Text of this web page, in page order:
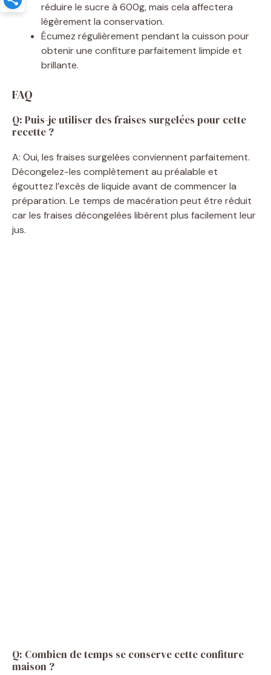
réduire le sucre à 600g, mais cela affectera
légèrement la conservation.
Écumez régulièrement pendant la cuisson pour
obtenir une confiture parfaitement limpide et
brillante.
FAQ
Q: Puis-je utiliser des fraises surgelées pour cette
recette ?
A: Oui, les fraises surgelées conviennent parfaitement.
Décongelez-les complètement au préalable et
égouttez l’excès de liquide avant de commencer la
préparation. Le temps de macération peut être réduit
car les fraises décongelées libèrent plus facilement leur
jus.
Q: Combien de temps se conserve cette confiture
maison ?